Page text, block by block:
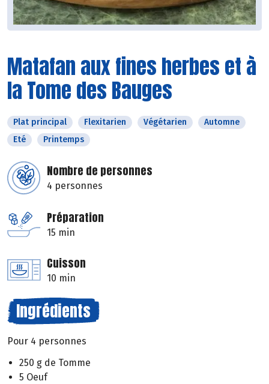
Matafan aux fines herbes et à
la Tome des Bauges
Plat principal Flexitarien Végétarien
Automne
Eté
Printemps
Nombre de personnes
4 personnes
Préparation
15 min
Cuisson
10 min
Ingrédients
Pour 4 personnes
250 g de Tomme
5 Oeuf